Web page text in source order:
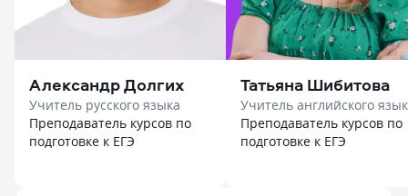
Александр Долгих
Учитель русского языка
Преподаватель курсов по
подготовке к ЕГЭ
Татьяна Шибитова
Учитель английского
Преподаватель курсов по
подготовке к ЕГЭ